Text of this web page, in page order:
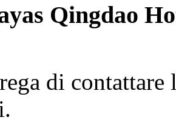
Qingdao
di